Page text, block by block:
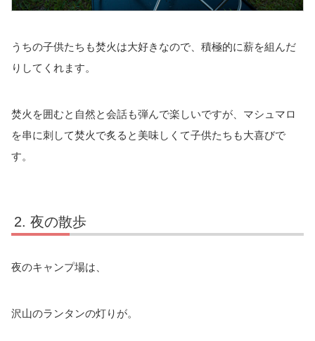
うちの子供たちも焚火は大好きなので、積極的に薪を組んだ
りしてくれます。
焚火を囲むと自然と会話も弾んで楽しいですが、マシュマロ
を串に刺して焚火で炙ると美味しくて子供たちも大喜びで
す。
夜の散歩
夜のキャンプ場は、
沢山のランタンの灯りが。